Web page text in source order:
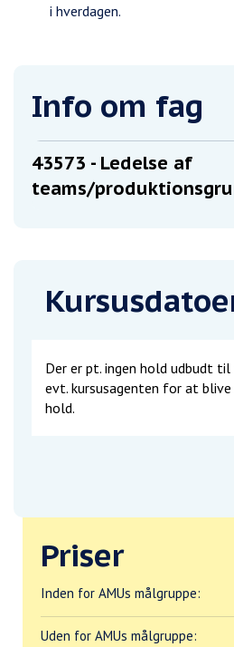
i hverdagen.
Info om fag
43573 - Ledelse af
teams/
Der er pt. ingen hold udbudt til
evt. kursusagenten for at
hold.
Priser
Inden for AMUs målgruppe:
Uden for AMUs målgruppe: